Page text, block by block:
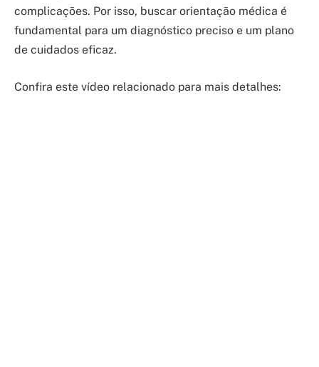
complicações. Por isso, buscar orientação médica é
fundamental para um diagnóstico preciso e um plano
de cuidados eficaz.
Confira este vídeo relacionado para mais detalhes: